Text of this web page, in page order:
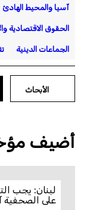
آسيا والمحيط الهادئ
الحقوق الاقتصادية
الجماعات الدينية
الأبحاث
أضيف
لبنان: يجب
على الصحفية